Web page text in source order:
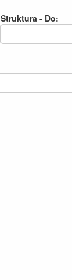
Struktura - Do: